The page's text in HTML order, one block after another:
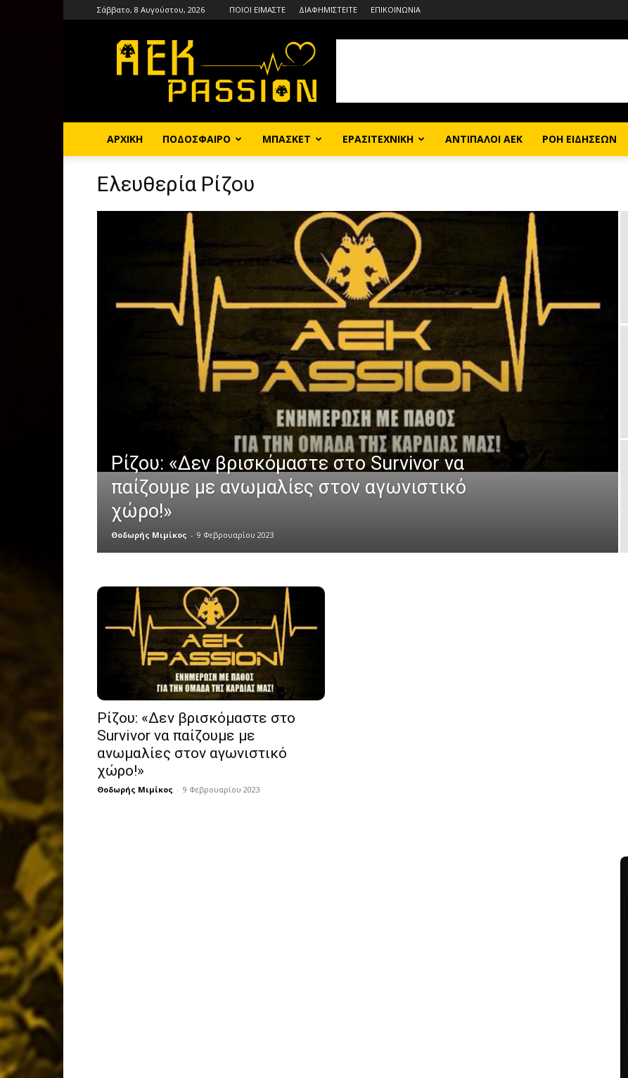
Σάββατο, 8 Αυγούστου, 2026 ΠΟΙΟΙ ΕΙΜΑΣΤΕ ΔΙΑΦΗΜΙΣΤΕΙΤΕ ΕΠΙΚΟΙΝΩΝΙΑ
ΑΡΧΙΚΗ ΠΟΔΟΣΦΑΙΡΟ ΜΠΑΣΚΕΤ ΕΡΑΣΙΤΕΧΝΙΚΗ ΑΝΤΙΠΑΛΟΙ ΑΕΚ ΡΟΗ ΕΙΔΗΣΕΩΝ
Ελευθερία Ρίζου
Ρίζου: «Δεν βρισκόμαστε στο Survivor να
παίζουμε με ανωμαλίες στον αγωνιστικό
χώρο!»
Θοδωρής Μιμίκος - 9 Φεβρουαρίου 2023
Ρίζου: «Δεν βρισκόμαστε στο
Survivor να παίζουμε με
ανωμαλίες στον αγωνιστικό
χώρο!»
Θοδωρής Μιμίκος - 9 Φεβρουαρίου 2023